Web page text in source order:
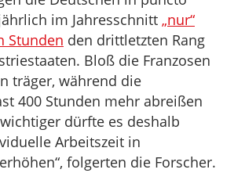
im Jahresschnitt „nur“
Stunden den drittletzten Rang
Bloß die Franzosen
träger, während die
400 Stunden mehr abreißen
dürfte es deshalb
Arbeitszeit in
folgerten die Forscher.